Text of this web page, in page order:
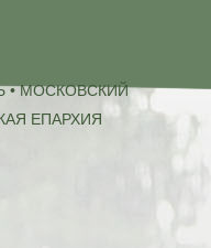
• МОСКОВСКИЙ
ЕПАРХИЯ